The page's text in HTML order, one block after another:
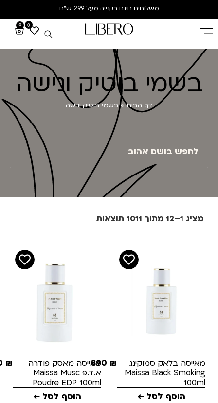
משלוחים חינםבקנייה מעל 299 ש”ח
בוטיק ונישה
דף הבית» בשמי בוטיק ונישה
בלאק סמוקינג
Maissa Black
890₪
הוסף לסל ←
מאייסה מאסק פודרה
א.ד.פ Maissa Musc
Poudre EDP 100ml
890₪
הוסף לסל ←